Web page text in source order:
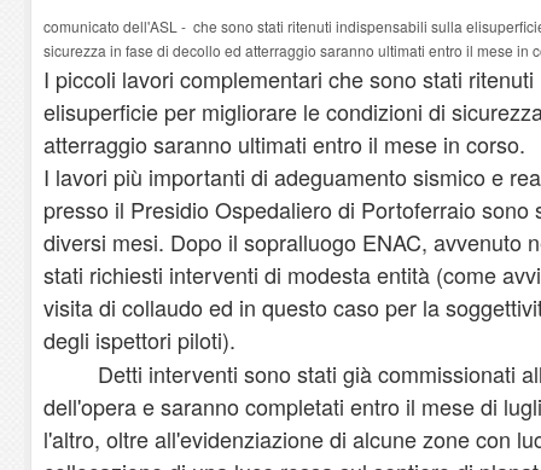
comunicato dell'ASL - che sono stati ritenuti indispensabili sulla
sicurezza in fase di decollo ed atterraggio saranno ultimati entro il mese in
I piccoli lavori complementari che sono stati
elisuperficie per migliorare le condizioni di
atterraggio saranno ultimati entro il mese in corso.
I lavori più importanti di adeguamento sismico e
presso il Presidio Ospedaliero di Portoferraio sono
diversi mesi. Dopo il sopralluogo ENAC, avvenuto
stati richiesti interventi di modesta entità (come
visita di collaudo ed in questo caso per la
degli ispettori piloti).
Detti interventi sono stati già commissionati
dell'opera e saranno completati entro il mese di
l'altro, oltre all'evidenziazione di alcune zone con